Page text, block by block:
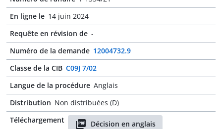
En ligne le 14 juin 2024
Requête en révision de -
Numéro de la demande 12004732.9
Classe de la CIB C09J 7/02
Langue de la procédure Anglais
Distribution Non distribuées (D)
Téléchargement
Décision en anglais